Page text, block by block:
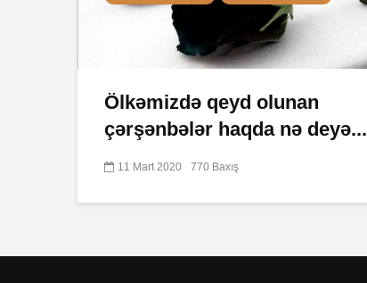
Ölkəmizdə qeyd olunan
çərşənbələr haqda nə deyə...
11 Mart 2020 770 Baxış